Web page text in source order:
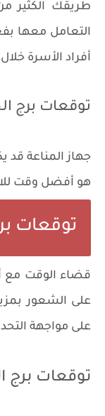
طريقك الكثير
التعامل معها
أفراد الأسرة
توقعات برج
​​جهاز المناعة قد
هو أفضل وقت
توقعات
قضاء الوقت مع
على الشعور
على مواجهة
توقعات برج